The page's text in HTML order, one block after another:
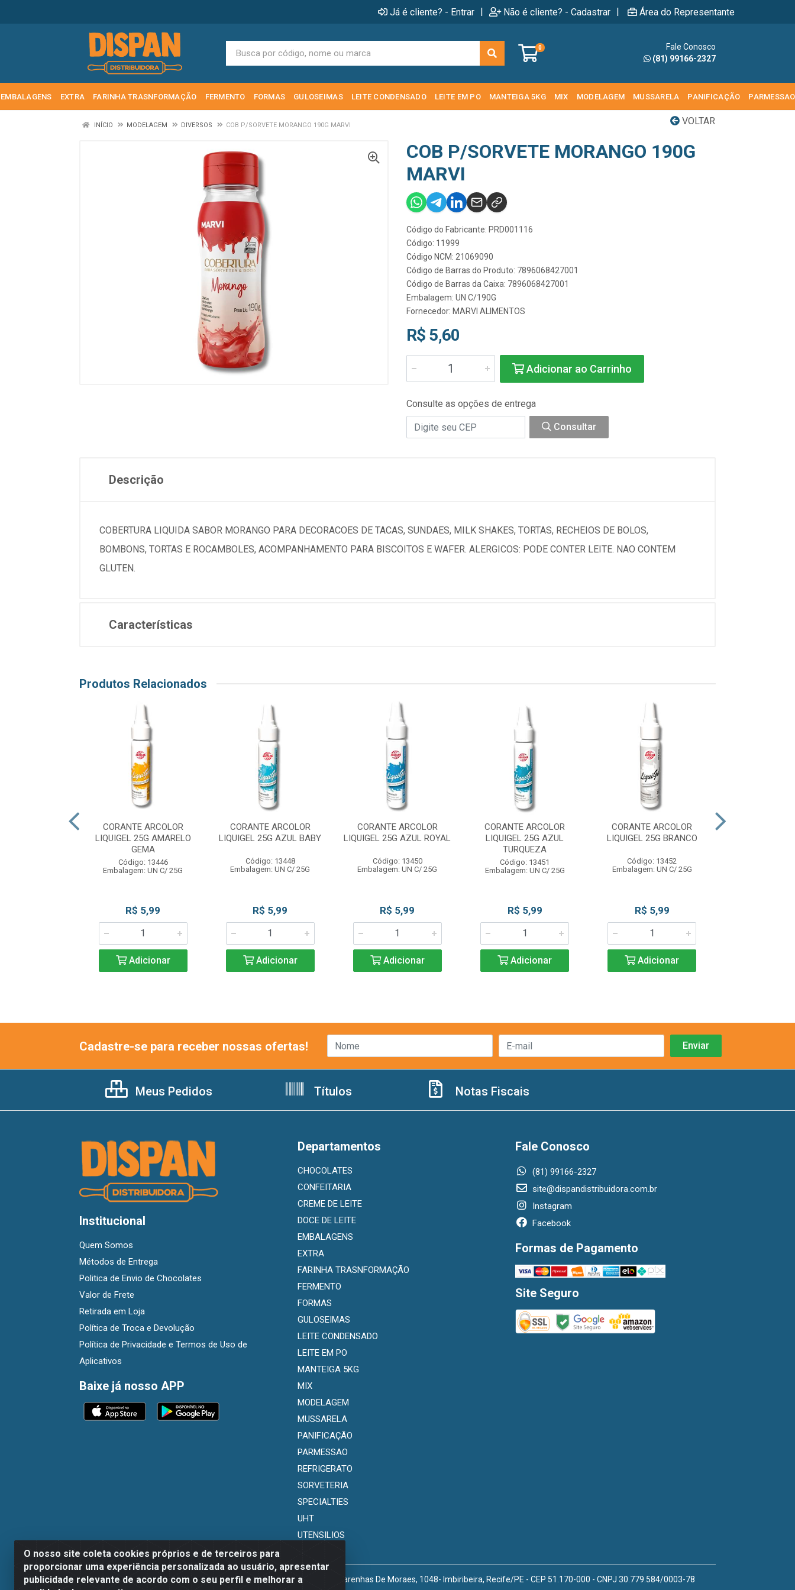
Já é cliente? - Entrar | Não é cliente? - Cadastrar | Área do Representante
0
Fale Conosco
(81) 99166-2327
EMBALAGENS EXTRA FARINHA TRASNFORMAÇÃO FERMENTO FORMAS GULOSEIMAS LEITE CONDENSADO LEITE EM PO MANTEIGA 5KG MIX MODELAGEM MUSSARELA PANIFICAÇÃO PARMESSAO
VOLTAR
INÍCIO MODELAGEM DIVERSOS COB P/SORVETE MORANGO 190G MARVI
COB P/SORVETE MORANGO 190G
MARVI
Código do Fabricante: PRD001116
Código: 11999
Código NCM: 21069090
Código de Barras do Produto: 7896068427001
Código de Barras da Caixa: 7896068427001
Embalagem: UN C/190G
Fornecedor: MARVI ALIMENTOS
R$ 5,60
Adicionar ao Carrinho
Consulte as opções de entrega
Consultar
Descrição
COBERTURA LIQUIDA SABOR MORANGO PARA DECORACOES DE TACAS, SUNDAES, MILK SHAKES, TORTAS, RECHEIOS DE BOLOS,
BOMBONS, TORTAS E ROCAMBOLES, ACOMPANHAMENTO PARA BISCOITOS E WAFER. ALERGICOS: PODE CONTER LEITE. NAO CONTEM
GLUTEN.
Características
Produtos Relacionados
CORANTE ARCOLOR
LIQUIGEL 25G AMARELO
GEMA
Código: 13446
Embalagem: UN C/ 25G
R$ 5,99
Adicionar
CORANTE ARCOLOR
LIQUIGEL 25G AZUL BABY
Código: 13448
Embalagem: UN C/ 25G
R$ 5,99
Adicionar
CORANTE ARCOLOR
LIQUIGEL 25G AZUL ROYAL
Código: 13450
Embalagem: UN C/ 25G
R$ 5,99
Adicionar
CORANTE ARCOLOR
LIQUIGEL 25G AZUL
TURQUEZA
Código: 13451
Embalagem: UN C/ 25G
R$ 5,99
Adicionar
CORANTE ARCOLOR
LIQUIGEL 25G BRANCO
Código: 13452
Embalagem: UN C/ 25G
R$ 5,99
Adicionar
O nosso site coleta cookies próprios e de terceiros para
proporcionar uma experiência personalizada ao usuário, apresentar
publicidade relevante de acordo com o seu perfil e melhorar a
Cadastre-se para receber nossas ofertas!
Meus Pedidos Títulos Notas Fiscais
Institucional
Quem Somos
Métodos de Entrega
Politica de Envio de Chocolates
Valor de Frete
Retirada em Loja
Política de Troca e Devolução
Política de Privacidade e Termos de Uso de
Aplicativos
Baixe já nosso APP
Departamentos
CHOCOLATES
CONFEITARIA
CREME DE LEITE
DOCE DE LEITE
EMBALAGENS
EXTRA
FARINHA TRASNFORMAÇÃO
FERMENTO
FORMAS
GULOSEIMAS
LEITE CONDENSADO
LEITE EM PO
MANTEIGA 5KG
MIX
MODELAGEM
MUSSARELA
PANIFICAÇÃO
PARMESSAO
REFRIGERATO
SORVETERIA
SPECIALTIES
UHT
UTENSILIOS
Fale Conosco
(81) 99166-2327
site@dispandistribuidora.com.br
Instagram
Facebook
Formas de Pagamento
Site Seguro
Dispan Distribuidora de Alimentos LTDA - Avenida Marechal Mascarenhas De Moraes, 1048- Imbiribeira, Recife/PE - CEP 51.170-000 - CNPJ 30.779.584/0003-78